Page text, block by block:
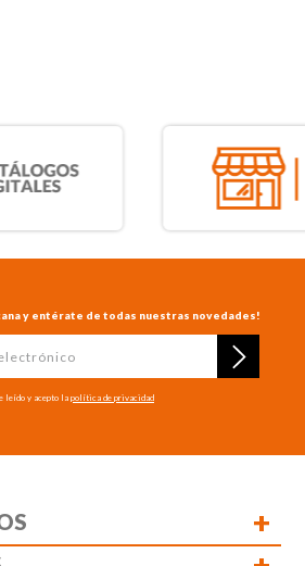
y entérate de todas nuestras novedades!
leído y acepto lapolítica de privacidad
+